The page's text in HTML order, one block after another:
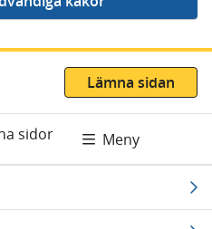
Lämna sidan
sidor Meny